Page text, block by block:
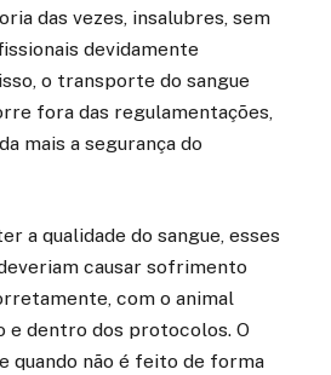
das vezes, insalubres, sem
devidamente
o transporte do sangue
fora das regulamentações,
mais a segurança do
a qualidade do sangue, esses
causar sofrimento
com o animal
e dentro dos protocolos. O
quando não é feito de forma